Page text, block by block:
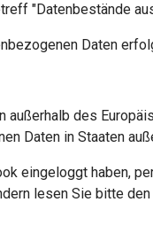
"Datenbestände
Daten
außerhalb des
Daten in Staaten
eingeloggt haben,
lesen Sie bitte